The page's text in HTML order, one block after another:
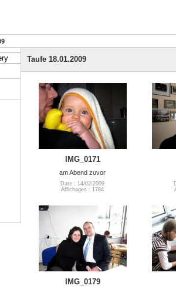
Taufe 18.01.2009
IMG_0171
am Abend zuvor
Date : 14/02/2009
Affichages : 1784
IMG_0179